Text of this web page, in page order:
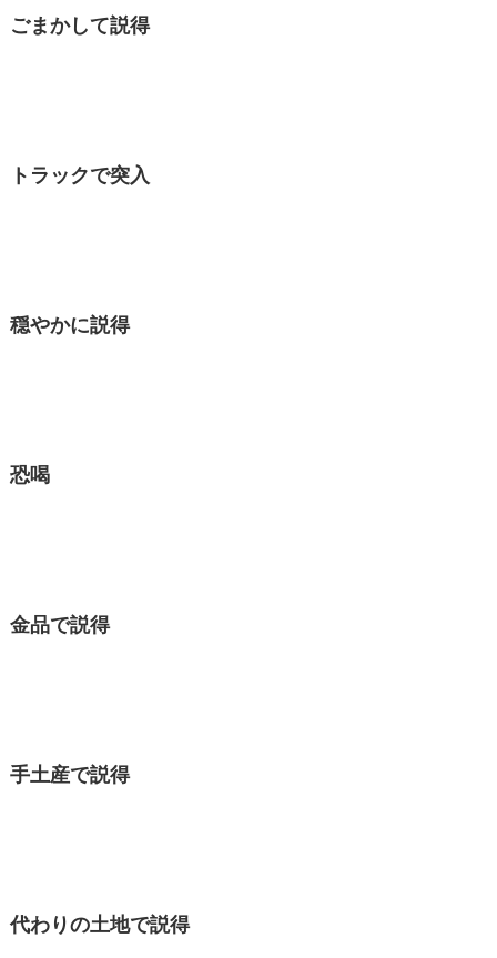
ごまかして説得
トラックで突入
穏やかに説得
恐喝
金品で説得
手土産で説得
代わりの土地で説得